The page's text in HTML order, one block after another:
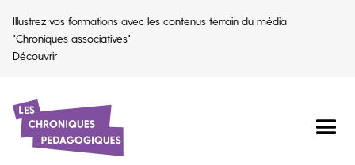
Illustrez vos formations avec les contenus terrain du média
"Chroniques associatives"
Découvrir